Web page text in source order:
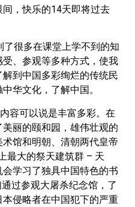
，快乐的14天即将过去
很多在课堂上学不到的知
、参观等多种方式，使我
到中国多彩绚烂的传统民
华文化，了解中国。
容可以说是丰富多彩。在
丽的颐和园，雄伟壮观的
馆和明朝、清朝两代皇帝
最大的祭天建筑群 – 天
学习了独具中国特色的书
过参观大屠杀纪念馆，了
侵略者在中国犯下的严重